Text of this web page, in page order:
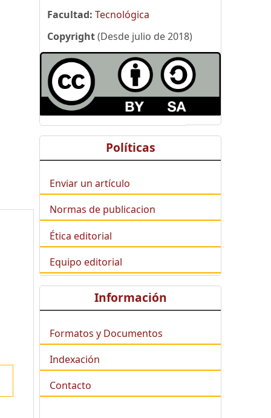
Facultad: Tecnológica
Copyright(Desde julio de 2018)
Políticas
Enviar un artículo
Normas de publicacion
Ética editorial
Equipo editorial
Información
Formatos y Documentos
Indexación
Contacto